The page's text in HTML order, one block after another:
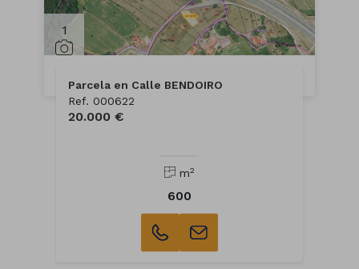
1
Parcela en Calle BENDOIRO
Ref. 000622
20.000 €
m2
600